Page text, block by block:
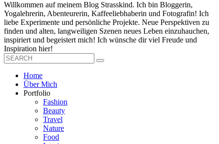
Willkommen auf meinem Blog Strasskind. Ich bin Bloggerin,
Yogalehrerin, Abenteurerin, Kaffeeliebhaberin und Fotografin! Ich
liebe Experimente und persönliche Projekte. Neue Perspektiven zu
finden und alten, langweiligen Szenen neues Leben einzuhauchen,
inspiriert und begeistert mich! Ich wünsche dir viel Freude und
Inspiration hier!
Home
Über Mich
Portfolio
Fashion
Beauty
Travel
Nature
Food